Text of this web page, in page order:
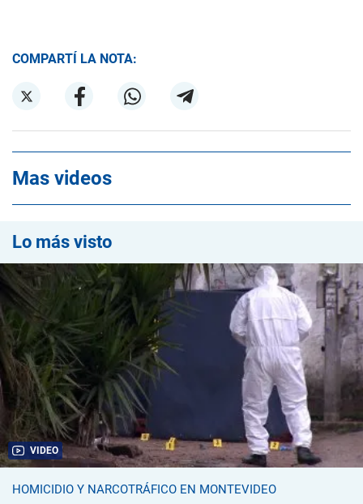
COMPARTÍ LA NOTA:
Mas videos
Lo más visto
VIDEO
HOMICIDIO Y NARCOTRÁFICO EN MONTEVIDEO